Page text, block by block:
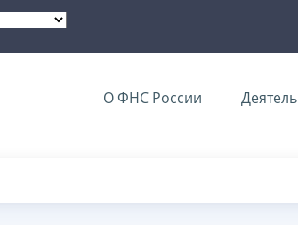
О ФНС России